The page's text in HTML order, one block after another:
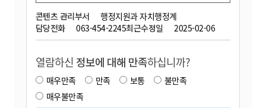
콘텐츠 관리부서
행정지원과 자치행정계
담당전화
063-454-2245최근수정일 2025-02-06
열람하신 정보에 대해 만족하십니까?
매우만족 만족 보통
불만족
매우불만족